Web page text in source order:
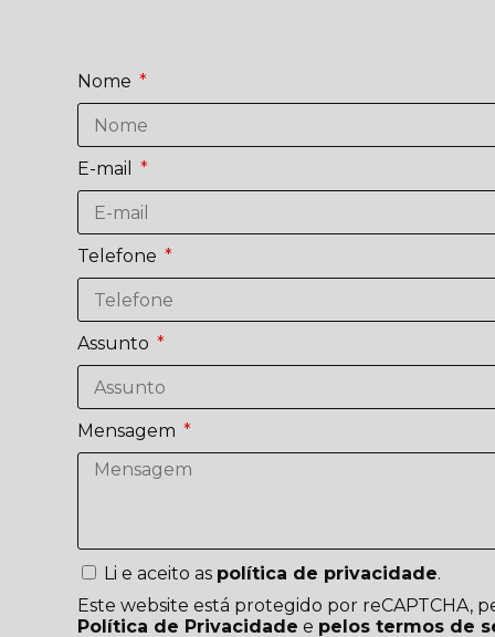
Nome
E-mail
Telefone
Assunto
Mensagem
Li e aceito as política de privacidade.
Este website está protegido por reCAPTCHA,
Política de Privacidade e pelos termos de